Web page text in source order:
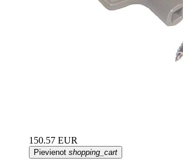
150.57 EUR
Pievienot shopping_cart